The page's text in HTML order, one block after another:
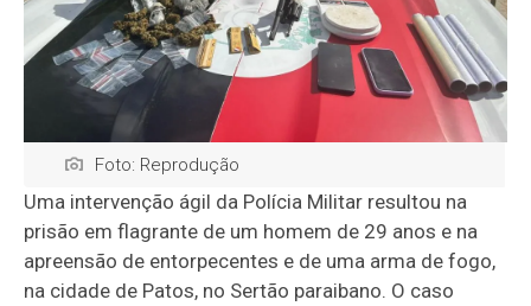
Foto: Reprodução
Uma intervenção ágil da Polícia Militar resultou na
prisão em flagrante de um homem de 29 anos e na
apreensão de entorpecentes e de uma arma de fogo,
na cidade de Patos, no Sertão paraibano. O caso